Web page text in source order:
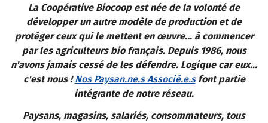
La Coopérative Biocoop est née de la volonté de
développer un autre modèle de production et de
protéger ceux qui le mettent en œuvre... à commencer
par les agriculteurs bio français. Depuis 1986, nous
n'avons jamais cessé de les défendre. Logique car eux...
c'est nous !Nos Paysan.ne.s Associé.e.sfont partie
intégrante de notre réseau.
Paysans, magasins, salariés, consommateurs, tous